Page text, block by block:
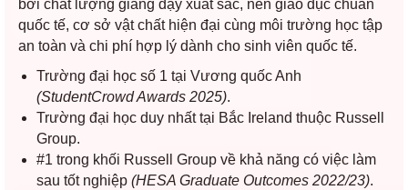
bởi chất lượng giảng dạy xuất sắc, nền giáo dục chuẩn
quốc tế, cơ sở vật chất hiện đại cùng môi trường học tập
an toàn và chi phí hợp lý dành cho sinh viên quốc tế.
Trường đại học số 1 tại Vương quốc Anh
(StudentCrowd Awards 2025).
Trường đại học duy nhất tại Bắc Ireland thuộc Russell
Group.
#1 trong khối Russell Group về khả năng có việc làm
sau tốt nghiệp (HESA Graduate Outcomes 2022/23).